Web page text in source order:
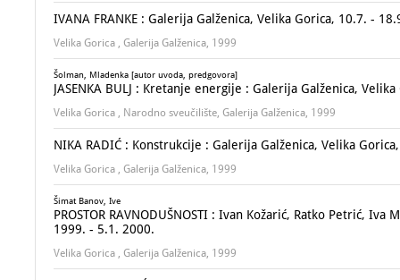
IVANA FRANKE : Galerija Galženica, Velika Gorica, 10.7. -
Velika Gorica , Galerija Galženica, 1999
Šolman, Mladenka [autor uvoda, predgovora]
JASENKA BULJ : Kretanje energije : Galerija Galženica,
Velika Gorica , Narodno sveučilište, Galerija Galženica, 1999
NIKA RADIĆ : Konstrukcije : Galerija Galženica, Velika
Velika Gorica , Galerija Galženica, 1999
Šimat Banov, Ive
PROSTOR RAVNODUŠNOSTI : Ivan Kožarić, Ratko Petrić,
1999. - 5.1. 2000.
Velika Gorica , Galerija Galženica, 1999